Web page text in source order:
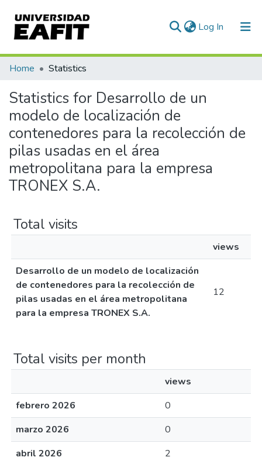
Log In (current)
Communities & Collections
All of DSpace
Home Statistics
Statistics for Desarrollo de un
modelo de localización de
contenedores para la recolección de
pilas usadas en el área
metropolitana para la empresa
TRONEX S.A.
Total visits
views
Desarrollo de un modelo de localización
de contenedores para la recolección de
pilas usadas en el área metropolitana
para la empresa TRONEX S.A.
12
Total visits per month
views
febrero 2026
0
marzo 2026
0
abril 2026
2